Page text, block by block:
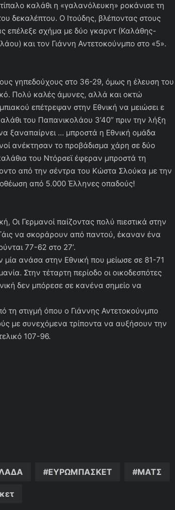
καλάθι η «γαλανόλευκη» ροκάνισε τη
δεκαλέπτου. Ο Ιτούδης, βλέποντας στους
επέλεξε σχήμα με δύο γκαρντ (Καλάθης-
και τον Γιάννη Αντετοκούνμπο στο «5».
γηπεδούχους στο 36-29, όμως η έλευση του
Πολύ καλές άμυνες, αλλά και οκτώ
επέτρεψαν στην Εθνική να μειώσει ε
του Παπανικολάου 3’40’’ πριν την λήξη
ξαναπαίρνει … μπροστά η Εθνική ομάδα
ανέκτησαν το προβάδισμα χάρη σε δύο
του Ντόρσεϊ έφεραν μπροστά τη
από την σέντρα του Κώστα Σλούκα με την
από 5.000 Έλληνες οπαδούς!
Οι Γερμανοί παίζοντας πολύ πιεστικά στην
να σκοράρουν από παντού, έκαναν ένα
77-62 στο 27’.
ανάσα στην Εθνική που μείωσε σε 81-71
Στην τέταρτη περίοδο οι οικοδεσπότες
δεν μπόρεσε σε κανένα σημείο να
τη στιγμή όπου ο Γιάννης Αντετοκούνμπο
με συνεχόμενα τρίποντα να αυξήσουν την
107-96.
ΕΥΡΩΜΠΑΣΚΕΤ ΜΑΤΣ